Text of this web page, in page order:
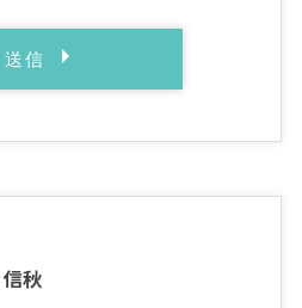
秋